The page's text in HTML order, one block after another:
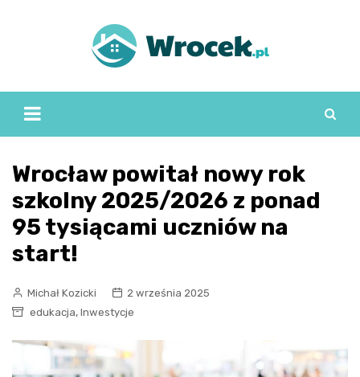
Wrocław powitał nowy rok
szkolny 2025/2026 z ponad
95 tysiącami uczniów na
start!
Michał Kozicki
2 września 2025
edukacja, Inwestycje